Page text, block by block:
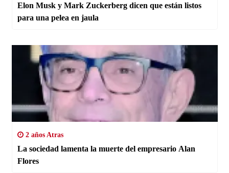
Elon Musk y Mark Zuckerberg dicen que están listos
para una pelea en jaula
2 años Atras
La sociedad lamenta la muerte del empresario Alan
Flores